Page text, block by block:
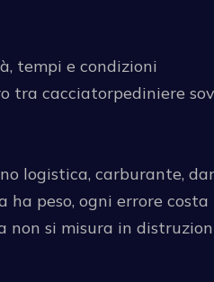
tempi e condizioni
tra cacciatorpediniere
logistica, carburante,
peso, ogni errore costa
non si misura in